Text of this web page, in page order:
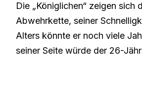
Die „Königlichen“ zeigen
Abwehrkette, seiner
Alters könnte er noch viele
seiner Seite würde der 26-